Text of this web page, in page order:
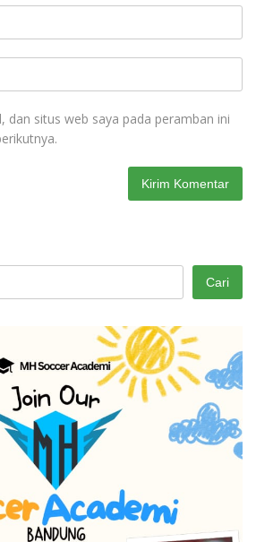
dan situs web saya pada peramban ini
Cari